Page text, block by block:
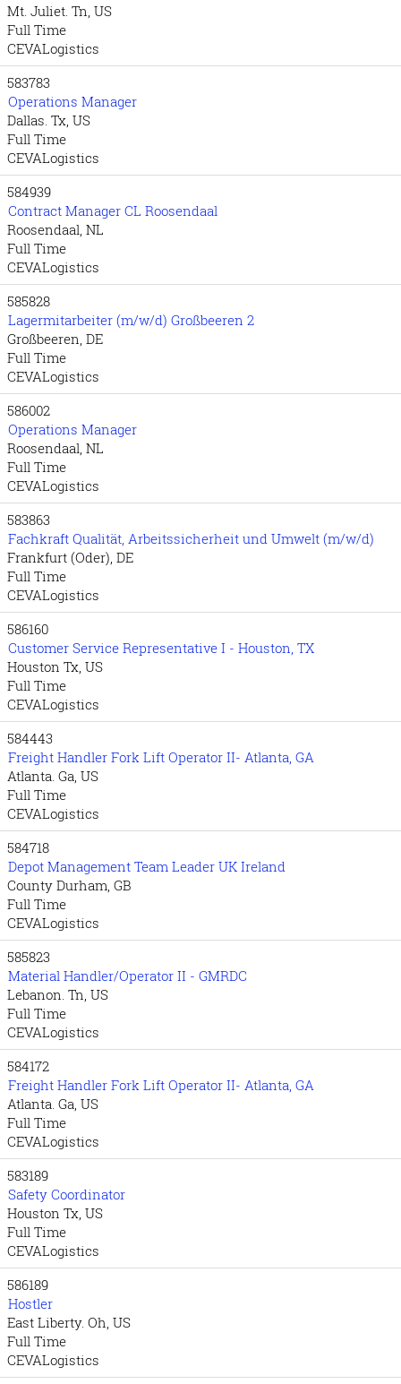
Mt. Juliet. Tn, US
Full Time
CEVALogistics
583783
Operations Manager
Dallas. Tx, US
Full Time
CEVALogistics
584939
Contract Manager CL Roosendaal
Roosendaal, NL
Full Time
CEVALogistics
585828
Lagermitarbeiter (m/w/d) Großbeeren 2
Großbeeren, DE
Full Time
CEVALogistics
586002
Operations Manager
Roosendaal, NL
Full Time
CEVALogistics
583863
Fachkraft Qualität, Arbeitssicherheit und Umwelt (m/w/d)
Frankfurt (Oder), DE
Full Time
CEVALogistics
586160
Customer Service Representative I - Houston, TX
Houston Tx, US
Full Time
CEVALogistics
584443
Freight Handler Fork Lift Operator II- Atlanta, GA
Atlanta. Ga, US
Full Time
CEVALogistics
584718
Depot Management Team Leader UK Ireland
County Durham, GB
Full Time
CEVALogistics
585823
Material Handler/Operator II - GMRDC
Lebanon. Tn, US
Full Time
CEVALogistics
584172
Freight Handler Fork Lift Operator II- Atlanta, GA
Atlanta. Ga, US
Full Time
CEVALogistics
583189
Safety Coordinator
Houston Tx, US
Full Time
CEVALogistics
586189
Hostler
East Liberty. Oh, US
Full Time
CEVALogistics